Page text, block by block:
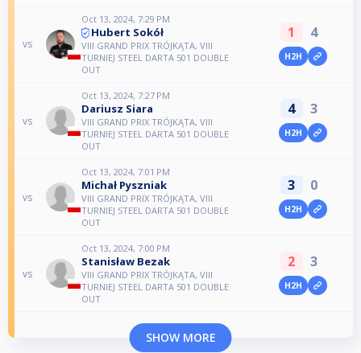
vs
Oct 13, 2024, 7:29 PM
Hubert Sokół
VIII GRAND PRIX TRÓJKĄTA, VIII
TURNIEJ STEEL DARTA 501 DOUBLE
OUT
1 4
H2H
vs
Oct 13, 2024, 7:27 PM
Dariusz Siara
VIII GRAND PRIX TRÓJKĄTA, VIII
TURNIEJ STEEL DARTA 501 DOUBLE
OUT
4 3
H2H
vs
Oct 13, 2024, 7:01 PM
Michał Pyszniak
VIII GRAND PRIX TRÓJKĄTA, VIII
TURNIEJ STEEL DARTA 501 DOUBLE
OUT
3 0
H2H
vs
Oct 13, 2024, 7:00 PM
Stanisław Bezak
VIII GRAND PRIX TRÓJKĄTA, VIII
TURNIEJ STEEL DARTA 501 DOUBLE
OUT
2 3
H2H
SHOW MORE